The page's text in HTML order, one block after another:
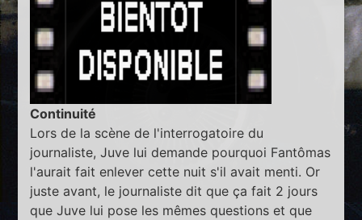
Continuité
Lors de la scène de l'interrogatoire du
journaliste, Juve lui demande pourquoi Fantômas
l'aurait fait enlever cette nuit s'il avait menti. Or
juste avant, le journaliste dit que ça fait 2 jours
que Juve lui pose les mêmes questions et que